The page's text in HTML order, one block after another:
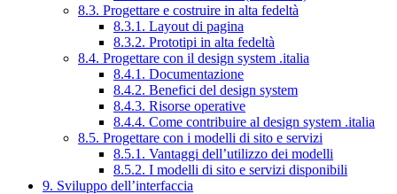
8.3. Progettare e costruire in alta fedeltà
8.3.1. Layout di pagina
8.3.2. Prototipi in alta fedeltà
8.4. Progettare con il design system .italia
8.4.1. Documentazione
8.4.2. Benefici del design system
8.4.3. Risorse operative
8.4.4. Come contribuire al design system .italia
8.5. Progettare con i modelli di sito e servizi
8.5.1. Vantaggi dell’utilizzo dei modelli
8.5.2. I modelli di sito e servizi disponibili
9. Sviluppo dell’interfaccia